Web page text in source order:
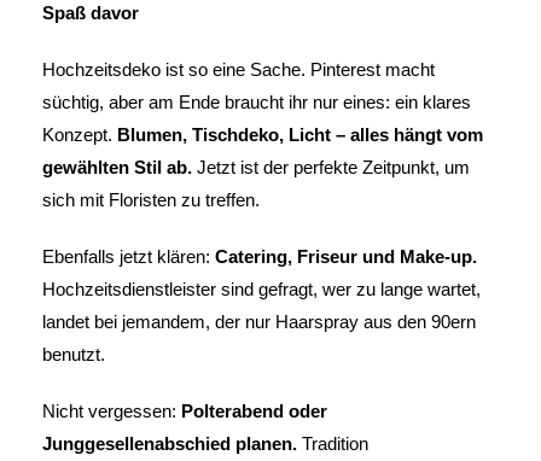
Spaß davor
Hochzeitsdeko ist so eine Sache. Pinterest macht
süchtig, aber am Ende braucht ihr nur eines: ein klares
Konzept. Blumen, Tischdeko, Licht – alles hängt vom
gewählten Stil ab. Jetzt ist der perfekte Zeitpunkt, um
sich mit Floristen zu treffen.
Ebenfalls jetzt klären: Catering, Friseur und Make-up.
Hochzeitsdienstleister sind gefragt, wer zu lange wartet,
landet bei jemandem, der nur Haarspray aus den 90ern
benutzt.
Nicht vergessen: Polterabend oder
Junggesellenabschied planen. Tradition